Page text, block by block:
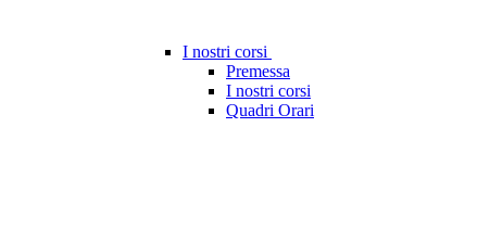
I nostri corsi
Premessa
I nostri corsi
Quadri Orari